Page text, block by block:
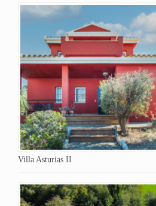
Villa Asturias II